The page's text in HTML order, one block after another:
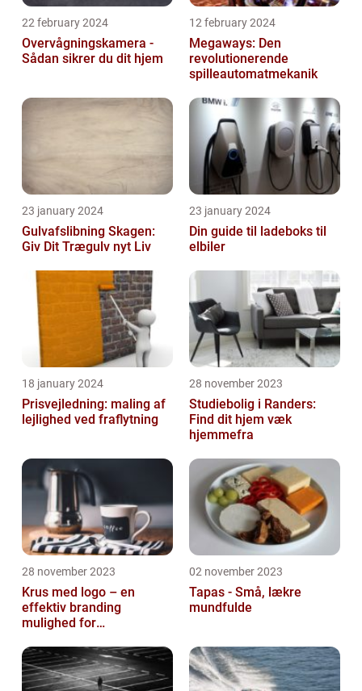
22 february 2024
Overvågningskamera -
Sådan sikrer du dit hjem
12 february 2024
Megaways: Den
revolutionerende
spilleautomatmekanik
23 january 2024
Gulvafslibning Skagen:
Giv Dit Trægulv nyt Liv
23 january 2024
Din guide til ladeboks til
elbiler
18 january 2024
Prisvejledning: maling af
lejlighed ved fraflytning
28 november 2023
Studiebolig i Randers:
Find dit hjem væk
hjemmefra
28 november 2023
Krus med logo – en
effektiv branding
mulighed for
02 november 2023
Tapas - Små, lækre
mundfulde